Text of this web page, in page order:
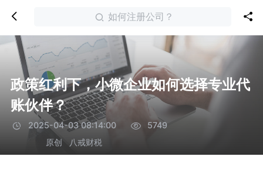
如何注册公司？
政策红利下，小微企业如何选择专业代
账伙伴？
2025-04-03 08:14:00
5749
原创
八戒财税